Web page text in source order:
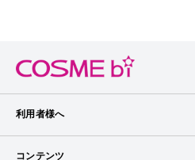
利用者様へ
メンバーログイン
コンテンツ